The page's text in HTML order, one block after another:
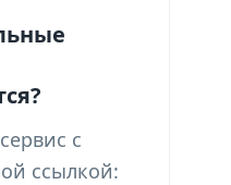
с
ссылкой: